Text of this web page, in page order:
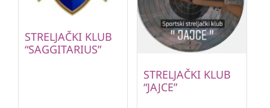
STRELJAČKI KLUB
“SAGGITARIUS”
STRELJAČKI KLUB
“JAJCE”